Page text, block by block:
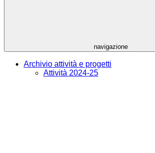
navigazione
Archivio attività e progetti
Attività 2024-25